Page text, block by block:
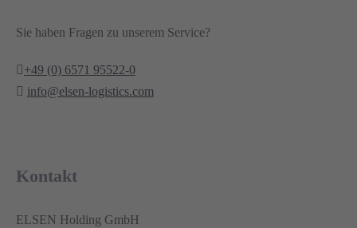
Sie haben Fragen zu unserem Service?
+49 (0) 6571 95522-0
info@elsen-logistics.com
Kontakt
ELSEN Holding GmbH